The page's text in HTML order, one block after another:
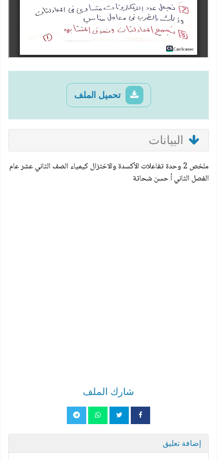
تحميل الملف
البيانات
ملخص 2 وحدة تفاعلات الأكسدة والاختزال كيمياء الصف الثاني عشر عام
الفصل الثاني أ حسن شحاتة
شارك الملف
إضافة تعليق